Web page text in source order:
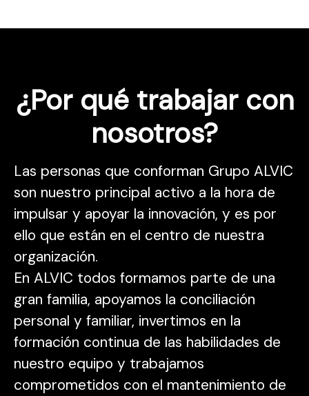
¿Por qué trabajar con
nosotros?
Las personas que conforman Grupo ALVIC
son nuestro principal activo a la hora de
impulsar y apoyar la innovación, y es por
ello que están en el centro de nuestra
organización.
En ALVIC todos formamos parte de una
gran familia, apoyamos la conciliación
personal y familiar, invertimos en la
formación continua de las habilidades de
nuestro equipo y trabajamos
comprometidos con el mantenimiento de